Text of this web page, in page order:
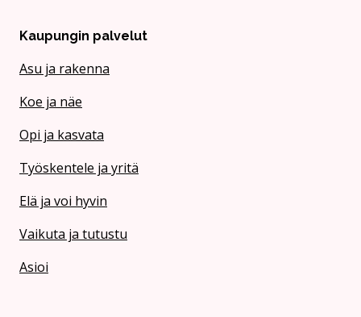
Kaupungin palvelut
Asu ja rakenna
Koe ja näe
Opi ja kasvata
Työskentele ja yritä
Elä ja voi hyvin
Vaikuta ja tutustu
Asioi